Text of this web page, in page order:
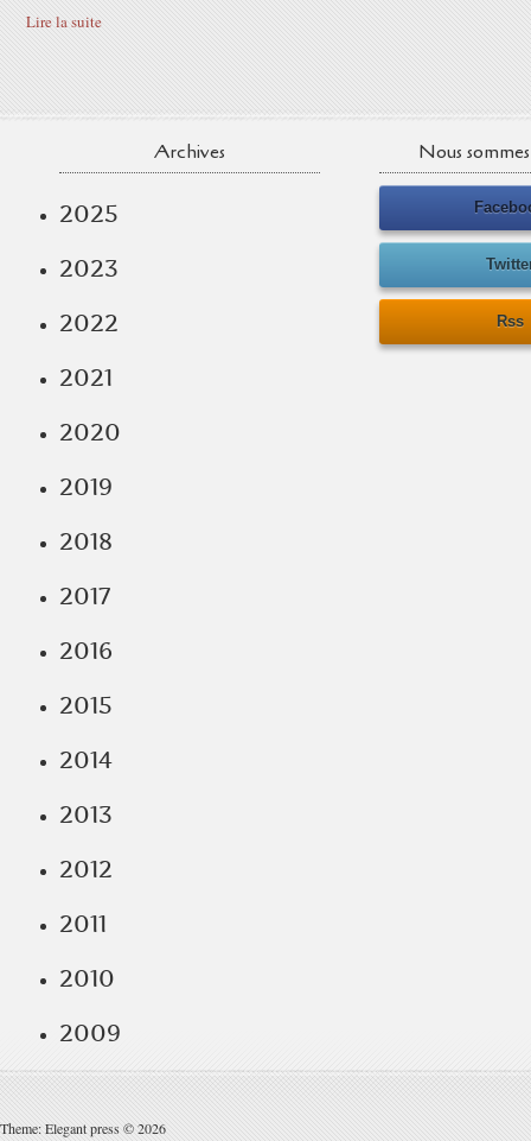
Lire la suite
Archives
2025
2023
2022
2021
2020
2019
2018
2017
2016
2015
2014
2013
2012
2011
2010
2009
Nous
Rss
Theme: Elegant press © 2026